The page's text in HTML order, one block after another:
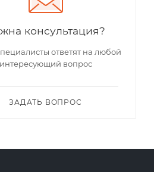
консультация?
ответят на любой
интересующий вопрос
ЗАДАТЬ ВОПРОС